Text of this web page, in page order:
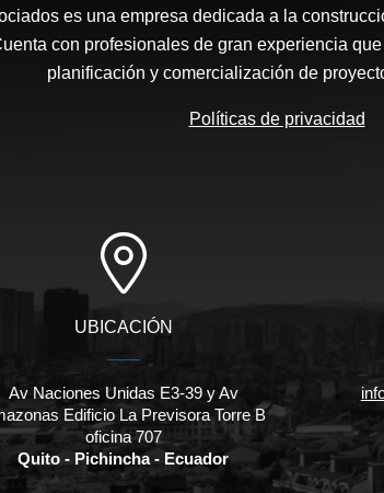
es una empresa dedicada a la
con profesionales de gran experiencia
planificación y comercialización de
Políticas de privacidad
UBICACIÓN
Av Naciones Unidas E3-39 y Av
Edificio La Previsora Torre B
oficina 707
Quito - Pichincha - Ecuador